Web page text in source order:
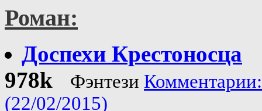
Роман:
Доспехи Крестоносца
978k
Фэнтези
(22/02/2015)